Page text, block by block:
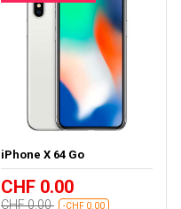
iPhone X 64 Go
CHF 0.00
CHF 0.00 -CHF 0.00